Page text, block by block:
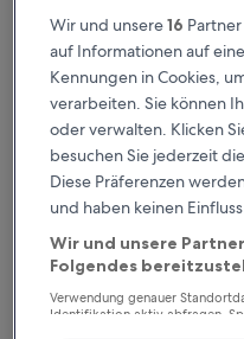
Verdiene
Mehr sparen
Überprüfe die
Heute
Wir und unsere16
auf Informationen auf
Kennungen in Cookies,
verarbeiten. Sie können
oder verwalten. Klicken
besuchen Sie jederzeit
Diese Präferenzen
und haben keinen
Wir und unsere
Folgendes
Verwendung genauer
Identifikation aktiv abfragen.